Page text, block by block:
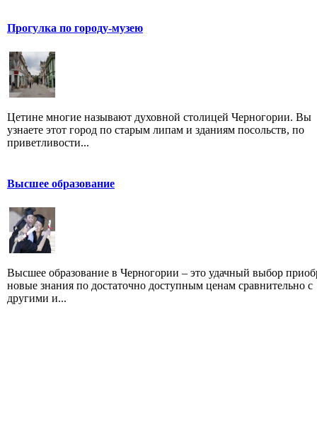
Прогулка по городу-музею
Цетине многие называют духовной столицей Черногории. Вы
узнаете этот город по старым липам и зданиям посольств, по
приветливости...
Высшее образование
Высшее образование в Черногории – это удачный выбор
новые знания по достаточно доступным ценам сравнительно с
другими и...